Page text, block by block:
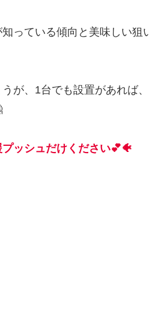
っている傾向と美味しい狙
が、1台でも設置があれば
ッシュだけください💕🐠